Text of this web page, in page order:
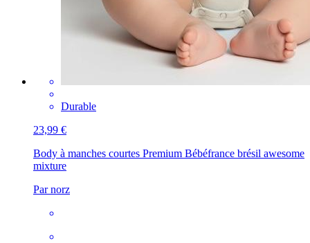
Durable
23,99 €
Body à manches courtes Premium Bébéfrance brésil awesome
mixture
Par norz